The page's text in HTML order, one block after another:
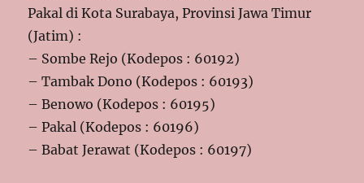
Pakal di Kota Surabaya, Provinsi Jawa Timur
(Jatim) :
– Sombe Rejo (Kodepos : 60192)
– Tambak Dono (Kodepos : 60193)
– Benowo (Kodepos : 60195)
– Pakal (Kodepos : 60196)
– Babat Jerawat (Kodepos : 60197)